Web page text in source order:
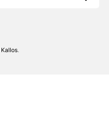
Kallos.